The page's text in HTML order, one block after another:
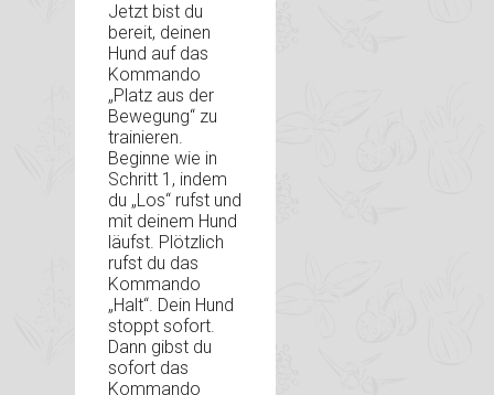
Jetzt bist du
bereit, deinen
Hund auf das
Kommando
„Platz aus der
Bewegung“ zu
trainieren.
Beginne wie in
Schritt 1, indem
du „Los“ rufst und
mit deinem Hund
läufst. Plötzlich
rufst du das
Kommando
„Halt“. Dein Hund
stoppt sofort.
Dann gibst du
sofort das
Kommando